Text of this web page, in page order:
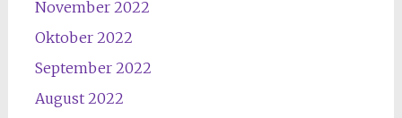
November 2022
Oktober 2022
September 2022
August 2022